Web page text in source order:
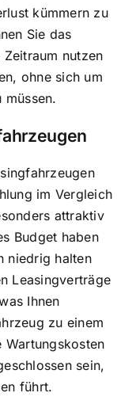
kümmern zu
Sie das
nutzen
ohne sich um
im Vergleich
attraktiv
Budget haben
niedrig halten
Leasingverträge
Ihnen
zu einem
Wartungskosten
sein,
führt.